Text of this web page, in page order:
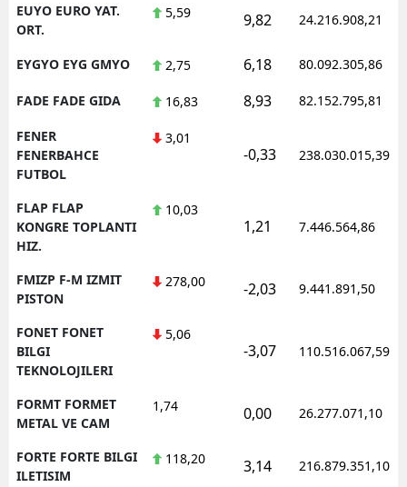
EUYO EURO YAT.
ORT.
5,59 9,82 24.216.908,21
EYGYO EYG GMYO 2,75 6,18 80.092.305,86
FADE FADE GIDA 16,83 8,93 82.152.795,81
FENER
FENERBAHCE
FUTBOL
3,01
-0,33 238.030.015,39
FLAP FLAP
KONGRE TOPLANTI
HIZ.
10,03
1,21 7.446.564,86
FMIZP F-M IZMIT
PISTON
278,00 -2,03 9.441.891,50
FONET FONET
BILGI
TEKNOLOJILERI
5,06
-3,07 110.516.067,59
FORMT FORMET
METAL VE CAM
1,74 0,00 26.277.071,10
FORTE FORTE BILGI
ILETISIM
118,20 3,14 216.879.351,10